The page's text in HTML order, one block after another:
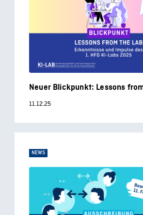
Neuer Blickpunkt: Lessons
11.12.25
NEWS